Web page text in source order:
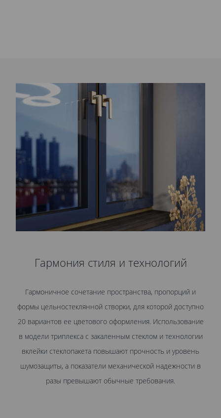
Гармония стиля и технологий
Гармоничное сочетание пространства, пропорций и
формы цельностеклянной створки, для которой доступно
20 вариантов ее цветового оформления. Использование
в модели триплекса с закаленным стеклом и технологии
вклейки стеклопакета повышают прочность и уровень
шумозащиты, а показатели механической надежности в
разы превышают обычные требования.